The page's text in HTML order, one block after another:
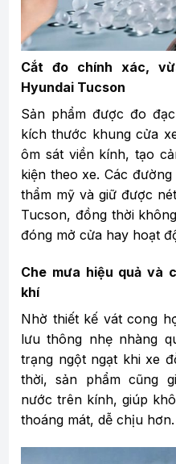
Cắt đo chính xác,
Hyundai Tucson
Sản phẩm được đo
kích thước khung cửa
ôm sát viền kính, tạo
kiện theo xe. Các
thẩm mỹ và giữ được
Tucson, đồng thời
đóng mở cửa hay hoạt
Che mưa hiệu quả và
khí
Nhờ thiết kế vát cong
lưu thông nhẹ nhàng
trạng ngột ngạt khi xe
thời, sản phẩm cũng
nước trên kính, giúp
thoáng mát, dễ chịu hơn.